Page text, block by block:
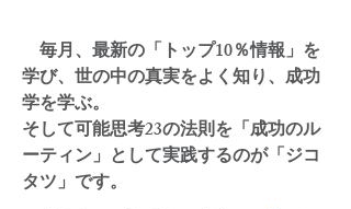
毎月、最新の 「トップ10％情報」 を
学び、世の中の真実をよく知り、 成功
学を学ぶ。
そして可能思考23の法則を「成功のル
ーティン」として実践するのが「ジコ
タツ」です。